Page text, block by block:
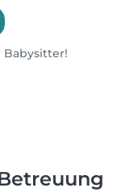
Babysitter!